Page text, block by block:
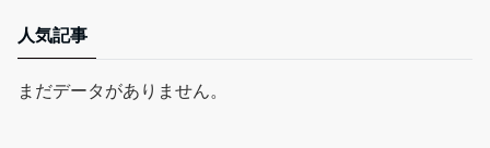
人気記事
まだデータがありません。